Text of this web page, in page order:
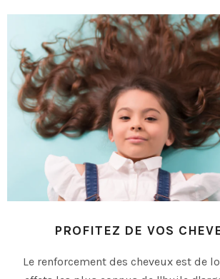
PROFITEZ DE VOS
Le renforcement des cheveux est de